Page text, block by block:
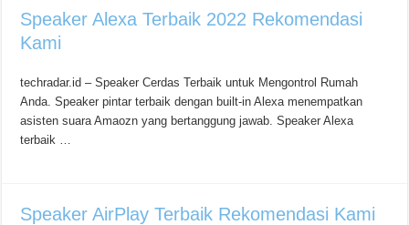
Speaker Alexa Terbaik 2022 Rekomendasi
Kami
techradar.id – Speaker Cerdas Terbaik untuk Mengontrol Rumah
Anda. Speaker pintar terbaik dengan built-in Alexa menempatkan
asisten suara Amaozn yang bertanggung jawab. Speaker Alexa
terbaik …
Speaker AirPlay Terbaik Rekomendasi Kami